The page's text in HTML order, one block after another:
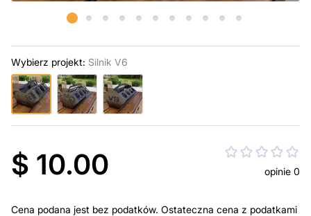
Wybierz projekt: Silnik V6
$ 10.00 opinie 0
Cena podana jest bez podatków. Ostateczna cena z podatkami